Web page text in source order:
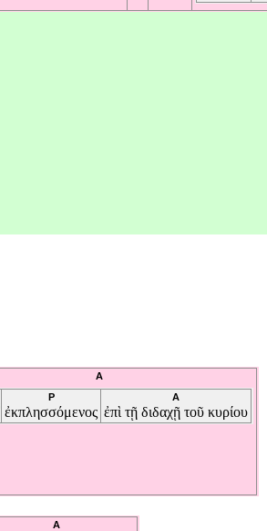
A
P
ἐκπλησσόμενος
A
ἐπὶ τῇ διδαχῇ τοῦ κυρίου
A